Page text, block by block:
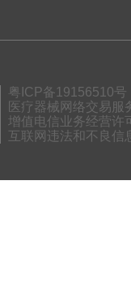
粤ICP备19156510号
医疗器械网络交易
增值电信业务经营许
互联网违法和不良信